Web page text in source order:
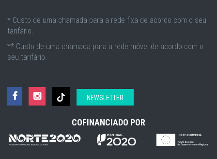
* Custo de uma chamada para a rede fixa de acordo com o seu
tarifário.
** Custo de uma chamada para a rede móvel de acordo com o
seu tarifário.
NEWSLETTER
COFINANCIADO POR